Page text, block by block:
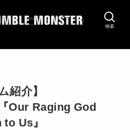
検索
紹介】
Our Raging God
Us』